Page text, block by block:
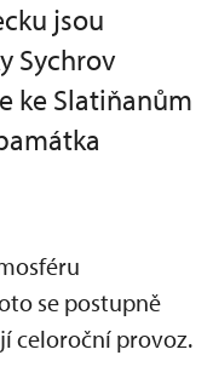
jsou
Sychrov
ke Slatiňanům
se postupně
celoroční provoz.